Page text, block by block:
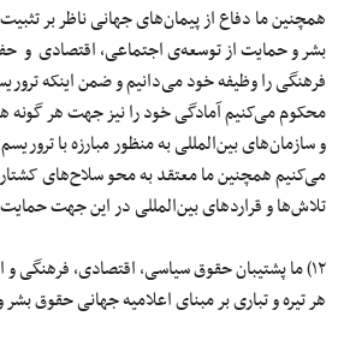
همچنین ما دفاع از پیمان‌های جهانی ناظر بر
بشر و حمایت از توسعه‌ی اجتماعی، اقتصادی و
فرهنگی را وظیفه خود می‌دانیم و ضمن اینکه
محکوم می‌کنیم آمادگی خود را نیز جهت هر گونه
و سازمان‌های بین‌المللی به منظور مبارزه با
می‌کنیم همچنین ما معتقد به محو سلاح‌های
تلاش‌ها و قراردهای بین‌المللی در این جهت
۱۲) ما پشتیبان حقوق سیاسی، اقتصادی، فرهنگی
هر تیره و تباری بر مبنای اعلامیه جهانی حقوق